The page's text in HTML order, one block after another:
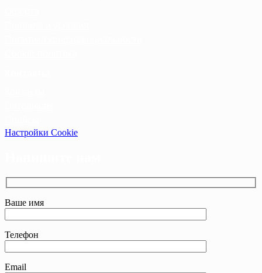
Настройки Cookie
Ваше имя
Телефон
Email